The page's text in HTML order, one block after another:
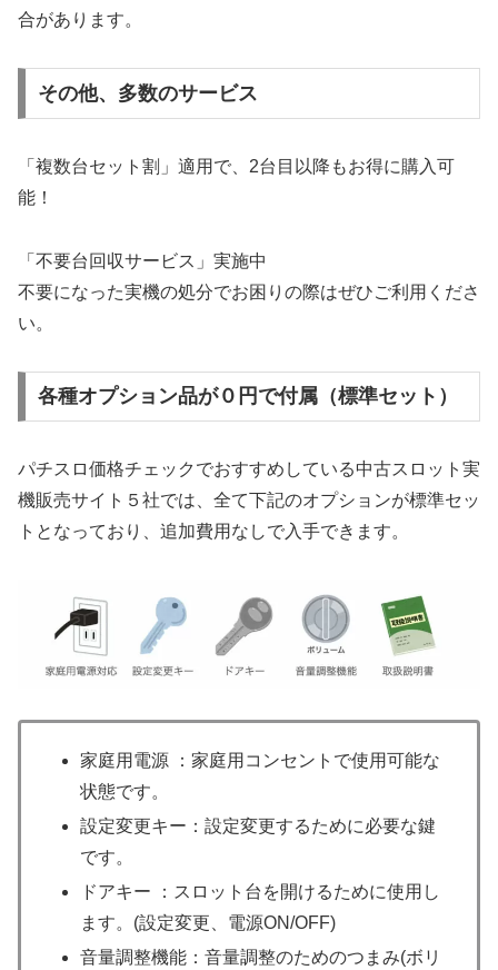
合があります。
その他、多数のサービス
「複数台セット割」適用で、2台目以降もお得に購入可
能！
「不要台回収サービス」実施中
不要になった実機の処分でお困りの際はぜひご利用くださ
い。
各種オプション品が０円で付属（標準セット）
パチスロ価格チェックでおすすめしている中古スロット実
機販売サイト５社では、全て下記のオプションが標準セッ
トとなっており、追加費用なしで入手できます。
家庭用電源 ：家庭用コンセントで使用可能な
状態です。
設定変更キー：設定変更するために必要な鍵
です。
ドアキー ：スロット台を開けるために使用し
ます。(設定変更、電源ON/OFF)
音量調整機能：音量調整のためのつまみ(ボリ